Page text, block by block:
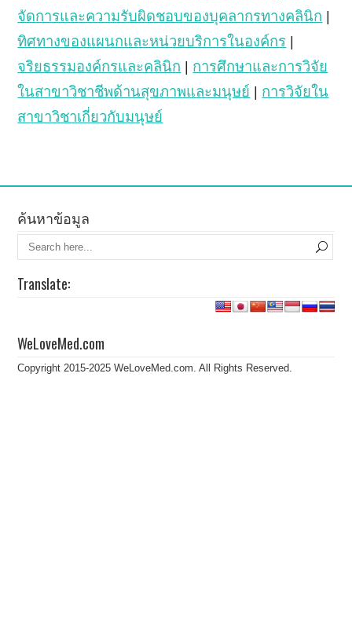
จัดการและความรับผิดชอบของบุคลากรทางคลินิก |
ทิศทางของแผนกและหน่วยบริการในองค์กร |
จริยธรรมองค์กรและคลินิก | การศึกษาและการวิจัย
ในสาขาวิชาชีพด้านสุขภาพและมนุษย์ | การวิจัยใน
สาขาวิชาเกี่ยวกับมนุษย์
ค้นหาข้อมูล
Translate:
WeLoveMed.com
Copyright 2015-2025 WeLoveMed.com. All Rights Reserved.